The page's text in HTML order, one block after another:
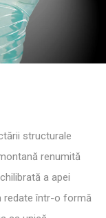
structurale
renumită
a apei
redate într-o formă